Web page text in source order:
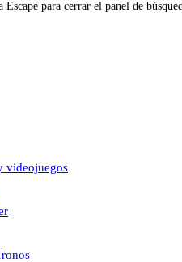
Escape para cerrar el panel de
videojuegos